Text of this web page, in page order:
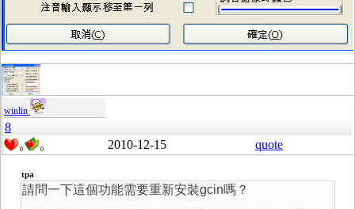
winlin
8
0 0 2010-12-15 quote
tpa
請問一下這個功能需要重新安裝gcin嗎？